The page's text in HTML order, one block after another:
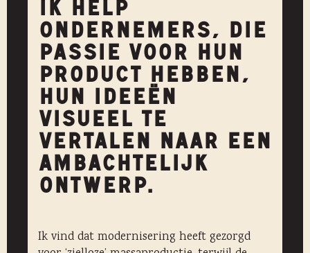
IK HELP
ONDERNEMERS, DIE
PASSIE VOOR HUN
PRODUCT HEBBEN,
HUN IDEEËN
VISUEEL TE
VERTALEN NAAR EEN
AMBACHTELIJK
ONTWERP.
Ik vind dat modernisering heeft gezorgd